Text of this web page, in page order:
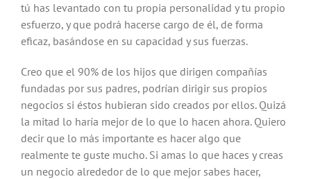
tú has levantado con tu propia personalidad y tu propio
esfuerzo, y que podrá hacerse cargo de él, de forma
eficaz, basándose en su capacidad y sus fuerzas.
Creo que el 90% de los hijos que dirigen compañías
fundadas por sus padres, podrían dirigir sus propios
negocios si éstos hubieran sido creados por ellos. Quizá
la mitad lo haría mejor de lo que lo hacen ahora. Quiero
decir que lo más importante es hacer algo que
realmente te guste mucho. Si amas lo que haces y creas
un negocio alrededor de lo que mejor sabes hacer,